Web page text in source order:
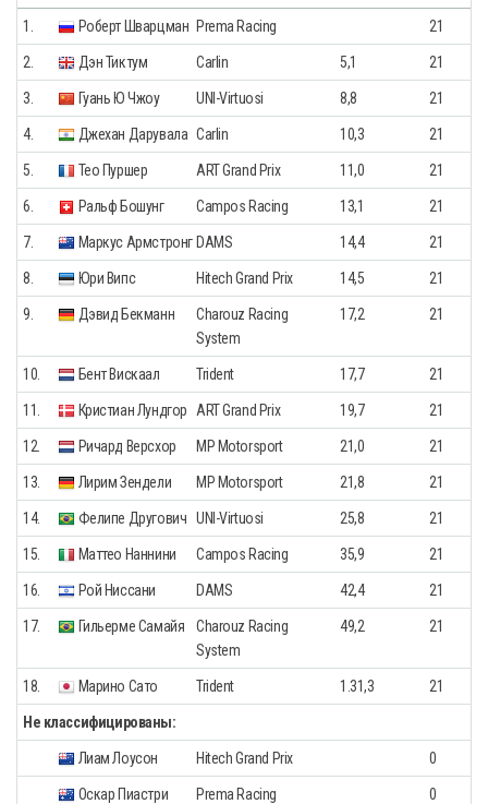
1. Роберт Шварцман Prema Racing 21
2. Дэн Тиктум Carlin 5,1 21
3. Гуань Ю Чжоу UNI-Virtuosi 8,8 21
4. Джехан Дарувала Carlin 10,3 21
5. Тео Пуршер ART Grand Prix 11,0 21
6. Ральф Бошунг Campos Racing 13,1 21
7. Маркус АрмстронгDAMS 14,4 21
8. Юри Випс Hitech Grand Prix 14,5 21
9. Дэвид Бекманн
Charouz Racing
System
17,2 21
10. Бент Вискаал Trident 17,7 21
11. Кристиан Лундгор ART Grand Prix 19,7 21
12. Ричард Версхор MP Motorsport 21,0 21
13. Лирим Зендели MP Motorsport 21,8 21
14. Фелипе Другович UNI-Virtuosi 25,8 21
15. Маттео Наннини Campos Racing 35,9 21
16. Рой Ниссани DAMS 42,4 21
17. Гильерме Самайя
Charouz Racing
System
49,2 21
18. Марино Сато Trident 1.31,3 21
Не классифицированы:
Лиам Лоусон Hitech Grand Prix 0
Оскар Пиастри Prema Racing 0